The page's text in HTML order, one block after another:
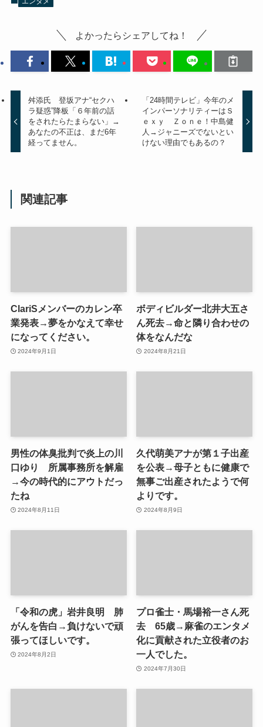
よかったらシェアしてね！
舛添氏 登坂アナ“セクハ
ラ疑惑”降板「６年前の話
をされたらたまらない」→
あなたの不正は、まだ6年
経ってません。
「24時間テレビ」今年のメ
インパーソナリティーはＳ
ｅｘｙ Ｚｏｎｅ！中島健
人→ジャニーズでないとい
けない理由でもあるの？
関連記事
ClariSメンバーのカレン卒
業発表→夢をかなえて幸せ
になってください。
2024年9月1日
ボディビルダー北井大五さ
ん死去→命と隣り合わせの
体をなんだな
2024年8月21日
男性の体臭批判で炎上の川
口ゆり 所属事務所を解雇
→今の時代的にアウトだっ
たね
2024年8月11日
久代萌美アナが第１子出産
を公表→母子ともに健康で
無事ご出産されたようで何
よりです。
2024年8月9日
「令和の虎」岩井良明 肺
がんを告白→負けないで頑
張ってほしいです。
2024年8月2日
プロ雀士・馬場裕一さん死
去 65歳→麻雀のエンタメ
化に貢献された立役者のお
一人でした。
2024年7月30日